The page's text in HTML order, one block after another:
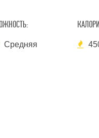
Средняя